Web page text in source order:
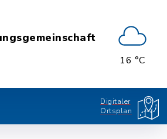
16 °C
Digitaler
Ortsplan